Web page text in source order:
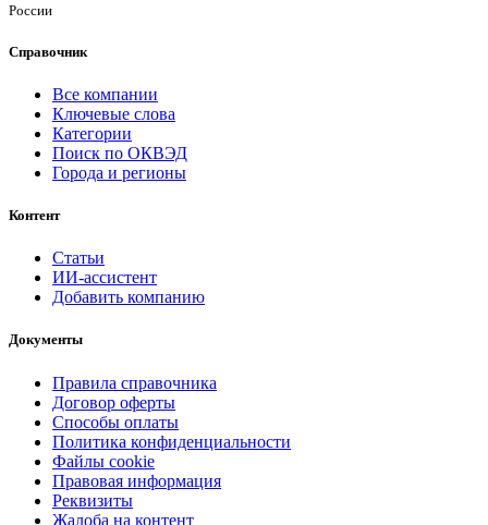
России
Справочник
Все компании
Ключевые слова
Категории
Поиск по ОКВЭД
Города и регионы
Контент
Статьи
ИИ-ассистент
Добавить компанию
Документы
Правила справочника
Договор оферты
Способы оплаты
Политика конфиденциальности
Файлы cookie
Правовая информация
Реквизиты
Жалоба на контент